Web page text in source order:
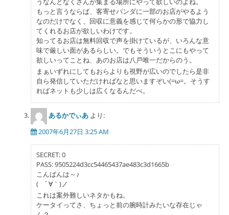
もっと言うならば、客寄せパンダに一部のお店がやるよう
なのだけでなく、回収に意義を感じて何らかの形で協力し
てくれるお店が欲しいわけです。
知ってるお店は無料回収で声を掛けているが、いろんな意
味で厳しい面があるらしい。でもそういうとこにもやって
欲しいってことね、あのお店は八戸唯一だからのう。
まぁいずれにしてもおらよりも視野が広いのでしたら是非
自ら発信していただければなと思いますぞい(=ω=。そうす
ればネットも少しは広くなるんだべ。
あるかでぃあ より:
2007年6月27日 3:25 AM
SECRET: 0
PASS: 9505224d3cc54465437ae483c3d1665b
こんばんは～♪
( ´ ∀｀)ノ
これは案外難しいネタかもね。
ケータイってさ、ちょっと前の腕時計みたいな存在じゃ